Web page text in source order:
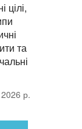
цілі,
та
р.